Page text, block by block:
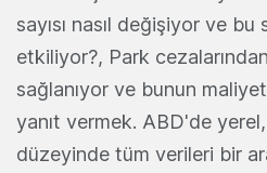
sayısı nasıl değişiyor ve bu
etkiliyor?, Park
sağlanıyor ve bunun
yanıt vermek. ABD'de
düzeyinde tüm verileri bir